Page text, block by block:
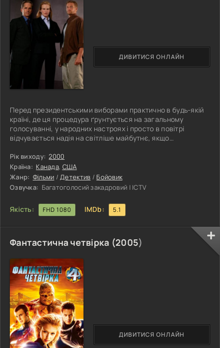
Перед президентськими виборами практично в будь-якій
країні, де ця процедура ґрунтується на загальному
голосуванні, у народних настроях і просто в повітрі
відчувається надія на світліше майбутнє, якщо
який перебуває при владі, не виконав свої передвиборчі
обіцянки і зробив життя людей тільки гіршим. Але чи
завжди надії виправдовуються? Чи це всього лише
брехня, що має на меті набрати якомога більше голосів
виборців? Мрії про те, що новий
Рік виходу: 2000
Країна: Канада, США
Жанр: Фільми /Детектив / Бойовик
Озвучка: Багатоголосий закадровий | ICTV
Якість: FHD 1080 IMDb: 5.1
ДИВИТИСЯ ОНЛАЙН
Фантастична четвірка (2005)
ДИВИТИСЯ ОНЛАЙН